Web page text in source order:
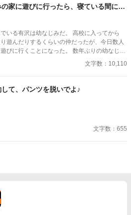
家に遊びに行ったら、寝ている間に…
いる有沢は幼なじみだ。 高校に入ってから
遊んだりするくらいの仲だったが、今日数人
びに行くことになった。 数年ぶりの幼なじみ
る中、いつの間にか友人たちは帰っており、
に。 そこで俺は彼の部屋であるものを見つけ
文字数：10,110
て、パンツを脱いでよ♪
文字数：655